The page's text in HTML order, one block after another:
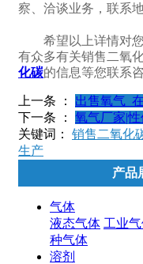
察、洽谈业务，联系
希望以上详情对
有众多有关销售二氧化
化碳的信息等您联系
上一条 ：
出售氧气_
下一条 ：
氧气厂家|
关键词： 销售二氧化
生产
产品
气体
液态气体 工业
种气体
溶剂